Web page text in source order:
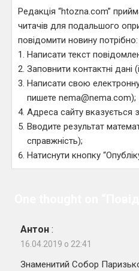
Редакція “htozna.com”
читачів для подальшого
повідомити новину потрібно:
Написати текст
Заповнити контактні дані
Написати свою
пишете nema@nema.com);
Адреса сайту вказується
Вводите результат
справжність);
Натиснути кнопку
Антон :
16.04.2019 о 22:41
Знаменитий Собор